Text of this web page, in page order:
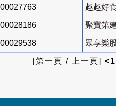
00027763 趣趣好
00028186 聚寶第
00029538 眾享樂
[第一頁 / 上一頁]